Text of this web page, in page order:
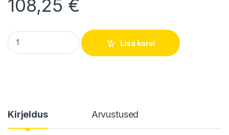
108,25 €
Dahua IPC-HDW1639T-A-IL-0280B-S6 6MP IP kerakaamera
Lisa korvi
Kirjeldus Arvustused